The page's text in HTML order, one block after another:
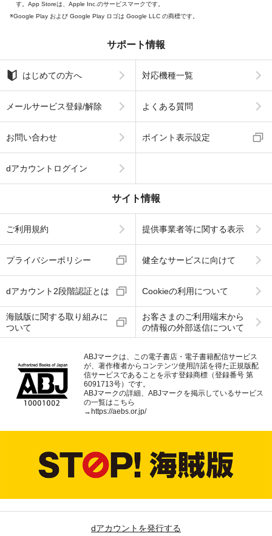
す。App Storeは、Apple Inc.のサービスマークです。
Google Play および Google Play ロゴは Google LLC の商標です。
サポート情報
はじめての方へ 対応機種一覧
メールサービス登録/解除 よくある質問
お問い合わせ ポイント表示設定
dアカウントログイン
サイト情報
ご利用規約 提供事業者等に関する表示
プライバシーポリシー 健全なサービスに向けて
dアカウント2段階認証とは Cookieの利用について
海賊版に関する取り組みに
ついて
お客さまのご利用端末から
の情報の外部送信について
ABJマークは、この電子書店・電子書籍配信サービス
が、著作権者からコンテンツ使用許諾を得た正規版配
信サービスであることを示す登録商標（登録番号 第
6091713号）です。
ABJマークの詳細、ABJマークを掲示しているサービス
の一覧はこちら
→ https://aebs.or.jp/
dアカウントを発行する